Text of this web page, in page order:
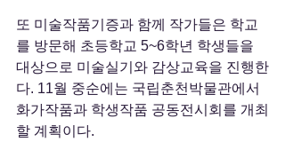
또 미술작품기증과 함께 작가들은 학교
를 방문해 초등학교 5~6학년 학생들을
대상으로 미술실기와 감상교육을 진행한
다. 11월 중순에는 국립춘천박물관에서
화가작품과 학생작품 공동전시회를 개최
할 계획이다.